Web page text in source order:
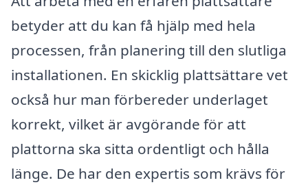
betyder att du kan få hjälp med hela
processen, från planering till den slutliga
installationen. En skicklig plattsättare vet
också hur man förbereder underlaget
korrekt, vilket är avgörande för att
plattorna ska sitta ordentligt och hålla
länge. De har den expertis som krävs för